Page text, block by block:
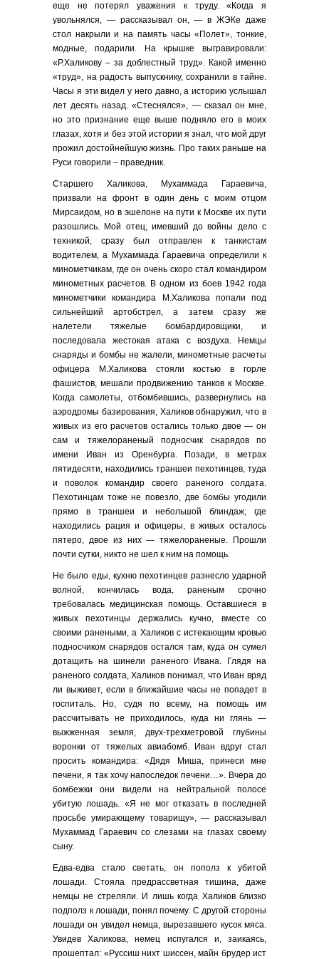
еще не потерял уважения к труду. «Когда я
увольнялся, — рассказывал он, — в ЖЭКе даже
стол накрыли и на память часы «Полет», тонкие,
модные, подарили. На крышке выгравировали:
«Р.Халикову – за доблестный труд». Какой именно
«труд», на радость выпускнику, сохранили в тайне.
Часы я эти видел у него давно, а историю услышал
лет десять назад. «Стеснялся», — сказал он мне,
но это признание еще выше подняло его в моих
глазах, хотя и без этой истории я знал, что мой друг
прожил достойнейшую жизнь. Про таких раньше на
Руси говорили – праведник.
Старшего Халикова, Мухаммада Гараевича,
призвали на фронт в один день с моим отцом
Мирсаидом, но в эшелоне на пути к Москве их пути
разошлись. Мой отец, имевший до войны дело с
техникой, сразу был отправлен к танкистам
водителем, а Мухаммада Гараевича определили к
минометчикам, где он очень скоро стал командиром
минометных расчетов. В одном из боев 1942 года
минометчики командира М.Халикова попали под
сильнейший артобстрел, а затем сразу же
налетели тяжелые бомбардировщики, и
последовала жестокая атака с воздуха. Немцы
снаряды и бомбы не жалели, минометные расчеты
офицера М.Халикова стояли костью в горле
фашистов, мешали продвижению танков к Москве.
Когда самолеты, отбомбившись, развернулись на
аэродромы базирования, Халиков обнаружил, что в
живых из его расчетов остались только двое — он
сам и тяжелораненый подносчик снарядов по
имени Иван из Оренбурга. Позади, в метрах
пятидесяти, находились траншеи пехотинцев, туда
и поволок командир своего раненого солдата.
Пехотинцам тоже не повезло, две бомбы угодили
прямо в траншеи и небольшой блиндаж, где
находились рация и офицеры, в живых осталось
пятеро, двое из них — тяжелораненые. Прошли
почти сутки, никто не шел к ним на помощь.
Не было еды, кухню пехотинцев разнесло ударной
волной, кончилась вода, раненым срочно
требовалась медицинская помощь. Оставшиеся в
живых пехотинцы держались кучно, вместе со
своими ранеными, а Халиков с истекающим кровью
подносчиком снарядов остался там, куда он сумел
дотащить на шинели раненого Ивана. Глядя на
раненого солдата, Халиков понимал, что Иван вряд
ли выживет, если в ближайшие часы не попадет в
госпиталь. Но, судя по всему, на помощь им
рассчитывать не приходилось, куда ни глянь —
выжженная земля, двух-трехметровой глубины
воронки от тяжелых авиабомб. Иван вдруг стал
просить командира: «Дядя Миша, принеси мне
печени, я так хочу напоследок печени…». Вчера до
бомбежки они видели на нейтральной полосе
убитую лошадь. «Я не мог отказать в последней
просьбе умирающему товарищу», — рассказывал
Мухаммад Гараевич со слезами на глазах своему
сыну.
Едва-едва стало светать, он пополз к убитой
лошади. Стояла предрассветная тишина, даже
немцы не стреляли. И лишь когда Халиков близко
подполз к лошади, понял почему. С другой стороны
лошади он увидел немца, вырезавшего кусок мяса.
Увидев Халикова, немец испугался и, заикаясь,
прошептал: «Руссиш нихт шиссен, майн брудер ист